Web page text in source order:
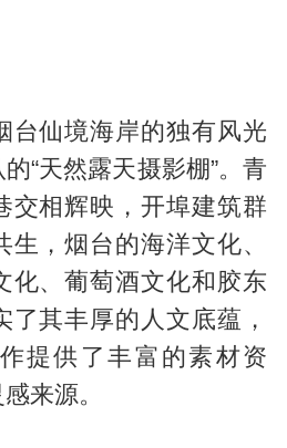
台仙境海岸的独有风光
“天然露天摄影棚”。青
交相辉映，开埠建筑群
，烟台的海洋文化、
化、葡萄酒文化和胶东
了其丰厚的人文底蕴，
提供了丰富的素材资
来源。